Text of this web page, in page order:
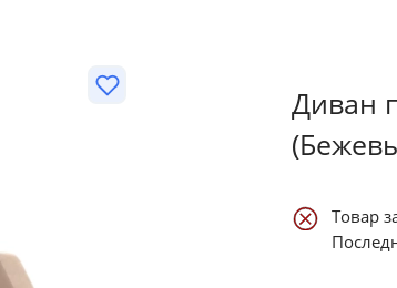
Диван
Товар